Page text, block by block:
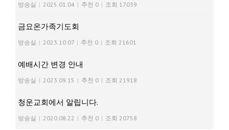
방송실 | 2025.01.04 | 추천 0 | 조회 17039
금요온가족기도회
방송실 | 2023.10.07 | 추천 0 | 조회 21601
예배시간 변경 안내
방송실 | 2023.09.15 | 추천 0 | 조회 21918
청운교회에서 알립니다.
방송실 | 2020.08.22 | 추천 0 | 조회 20758